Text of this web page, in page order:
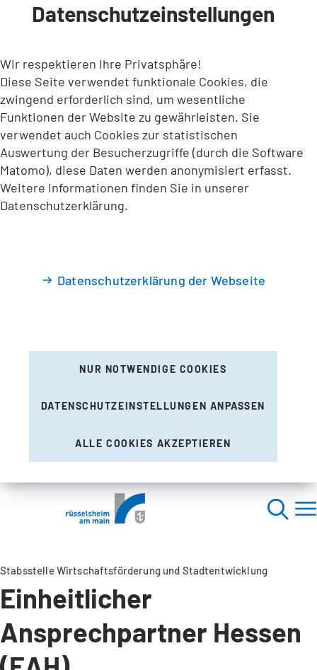
INHALT ANSPRINGEN
Datenschutzeinstellungen
Wir respektieren Ihre Privatsphäre!
Diese Seite verwendet funktionale Cookies, die
zwingend erforderlich sind, um wesentliche
Funktionen der Website zu gewährleisten. Sie
verwendet auch Cookies zur statistischen
Auswertung der Besucherzugriffe (durch die Software
Matomo), diese Daten werden anonymisiert erfasst.
Weitere Informationen finden Sie in unserer
Datenschutzerklärung.
Datenschutzerklärung der Webseite
NUR NOTWENDIGE COOKIES
DATENSCHUTZEINSTELLUNGEN ANPASSEN
ALLE COOKIES AKZEPTIEREN
Stabsstelle Wirtschaftsförderung und Stadtentwicklung
Einheitlicher
Ansprechpartner Hessen